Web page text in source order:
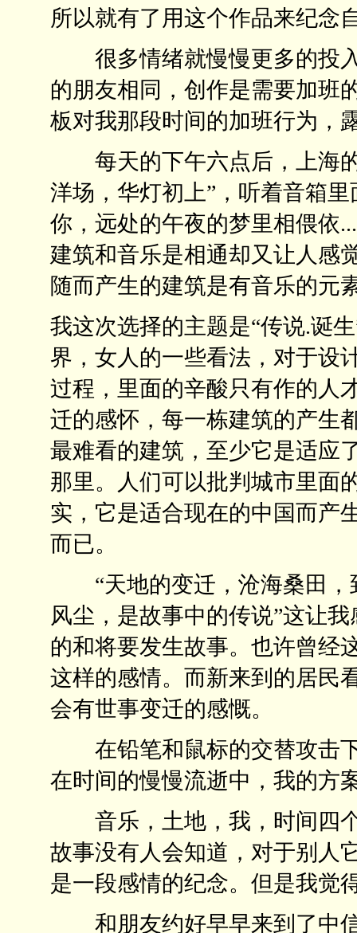
所以就有了用这个作品来纪念
很多情绪就慢慢更多的投入
的朋友相同，创作是需要加班
板对我那段时间的加班行为，
每天的下午六点后，上海的
洋场，华灯初上”，听着音箱
你，远处的午夜的梦里相偎依
建筑和音乐是相通却又让人感
随而产生的建筑是有音乐的元
我这次选择的主题是“传说.诞
界，女人的一些看法，对于设
过程，里面的辛酸只有作的人
迁的感怀，每一栋建筑的产生
最难看的建筑，至少它是适应
那里。人们可以批判城市里面
实，它是适合现在的中国而产
而已。
“天地的变迁，沧海桑田，
风尘，是故事中的传说”这让
的和将要发生故事。也许曾经
这样的感情。而新来到的居民
会有世事变迁的感慨。
在铅笔和鼠标的交替攻击下
在时间的慢慢流逝中，我的方
音乐，土地，我，时间四个
故事没有人会知道，对于别人
是一段感情的纪念。但是我觉
和朋友约好早早来到了中信